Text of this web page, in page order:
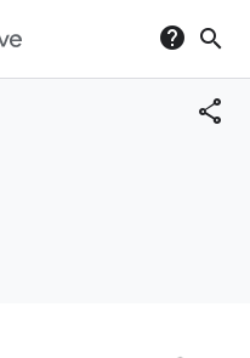
help search
share